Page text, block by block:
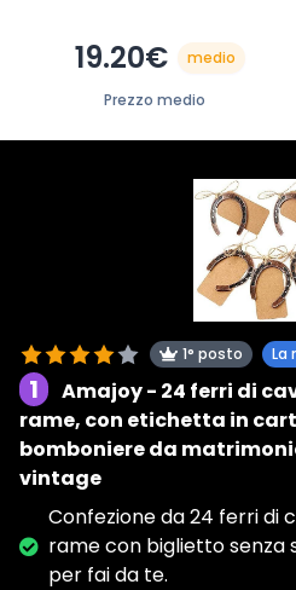
19.20€ medio
Prezzo medio
1° posto La
1
Amajoy - 24 ferri di
rame, con etichetta in
bomboniere da
vintage
Confezione da 24 ferri di
rame con biglietto senza
per fai da te.